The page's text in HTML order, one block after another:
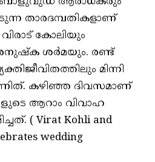
താരദമ്പതികളാണ്
വിരാട് കോലിയും
ശര്‍മയും. രണ്ട്
മിന്നി
കഴിഞ്ഞ ദിവസമാണ്
ആറാം വിവാഹ
( Virat Kohli and
wedding